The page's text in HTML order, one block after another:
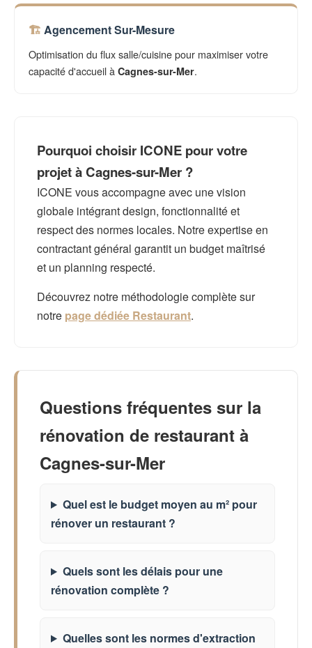
Agencement Sur-Mesure
Optimisation du flux salle/cuisine pour maximiser votre
capacité d'accueil à Cagnes-sur-Mer.
Pourquoi choisir ICONE pour votre
projet à Cagnes-sur-Mer ?
ICONE vous accompagne avec une vision
globale intégrant design, fonctionnalité et
respect des normes locales. Notre expertise en
contractant général garantit un budget maîtrisé
et un planning respecté.
Découvrez notre méthodologie complète sur
notre page dédiée Restaurant.
Questions fréquentes sur la
rénovation de restaurant à
Cagnes-sur-Mer
Quel est le budget moyen au m² pour
rénover un restaurant ?
Quels sont les délais pour une
rénovation complète ?
Quelles sont les normes d'extraction